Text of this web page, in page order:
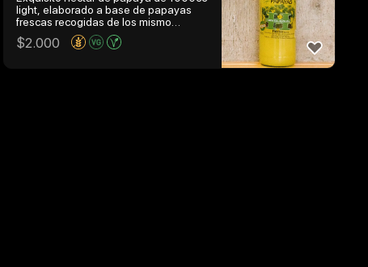
light, elaborado a base de papayas
frescas recogidas de los mismo
arboles que crecen en la hacienda
huentelauquen y reducido en calorias
$2.000